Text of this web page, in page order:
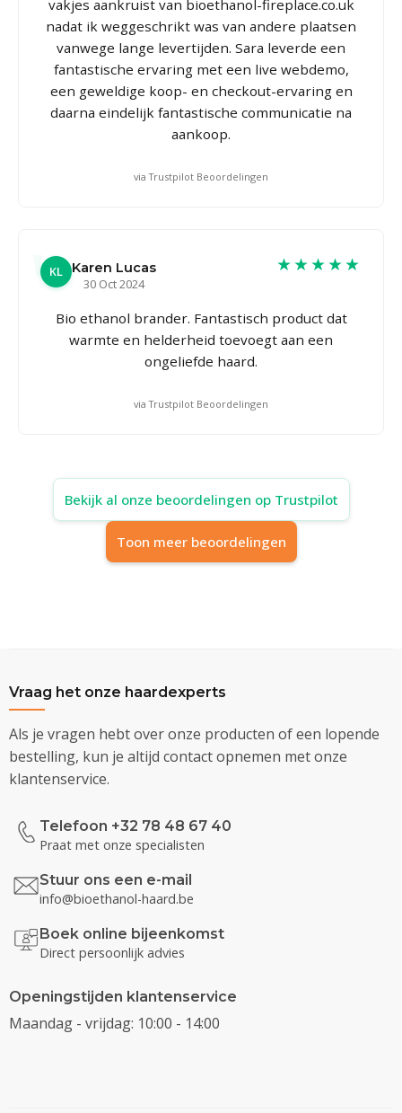
vakjes aankruist van bioethanol-fireplace.co.uk
nadat ik weggeschrikt was van andere plaatsen
vanwege lange levertijden. Sara leverde een
fantastische ervaring met een live webdemo,
een geweldige koop- en checkout-ervaring en
daarna eindelijk fantastische communicatie na
aankoop.
via Trustpilot Beoordelingen
KL
Karen Lucas
30 Oct 2024
★★★★★
Bio ethanol brander. Fantastisch product dat
warmte en helderheid toevoegt aan een
ongeliefde haard.
via Trustpilot Beoordelingen
Bekijk al onze beoordelingen op Trustpilot
Toon meer beoordelingen
Vraag het onze haardexperts
Als je vragen hebt over onze producten of een lopende
bestelling, kun je altijd contact opnemen met onze
klantenservice.
Telefoon +32 78 48 67 40
Praat met onze specialisten
Stuur ons een e-mail
info@bioethanol-haard.be
Boek online bijeenkomst
Direct persoonlijk advies
Openingstijden klantenservice
Maandag - vrijdag: 10:00 - 14:00